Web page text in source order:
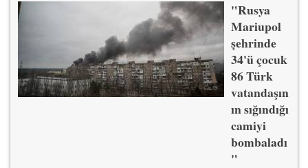
"Rusya
Mariupol
şehrinde
34'ü çocuk
86 Türk
vatandaşın
ın sığındığı
camiyi
bombaladı
"